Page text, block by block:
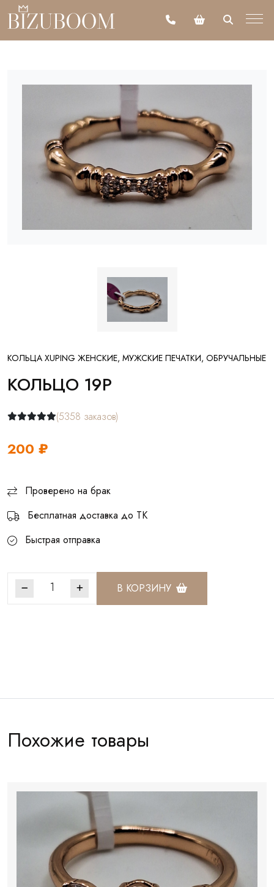
КОЛЬЦА XUPING ЖЕНСКИЕ, МУЖСКИЕ ПЕЧАТКИ, ОБРУЧАЛЬНЫЕ
КОЛЬЦО 19Р
(5358 заказов)
200 ₽
Проверено на брак
Бесплатная доставка до ТК
Быстрая отправка
В КОРЗИНУ
Похожие товары